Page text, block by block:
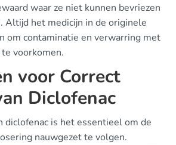
waar ze niet kunnen bevriezen
Altijd het medicijn in de originele
om contaminatie en verwarring met
voorkomen.
voor Correct
Diclofenac
diclofenac is het essentieel om de
nauwgezet te volgen.